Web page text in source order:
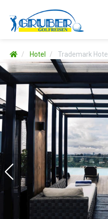
Hotel Trademark Hotel